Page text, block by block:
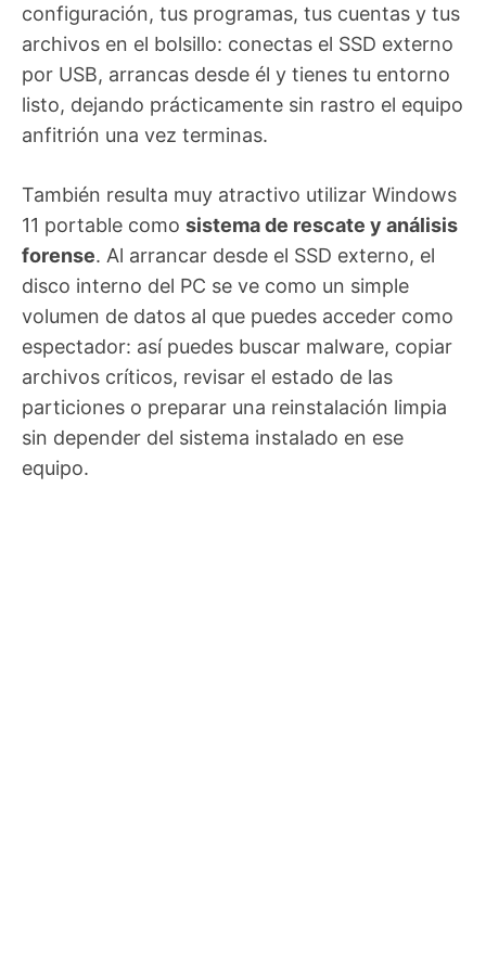
configuración, tus programas, tus cuentas y tus
archivos en el bolsillo: conectas el SSD externo
por USB, arrancas desde él y tienes tu entorno
listo, dejando prácticamente sin rastro el equipo
anfitrión una vez terminas.
También resulta muy atractivo utilizar Windows
11 portable como sistema de rescate y análisis
forense. Al arrancar desde el SSD externo, el
disco interno del PC se ve como un simple
volumen de datos al que puedes acceder como
espectador: así puedes buscar malware, copiar
archivos críticos, revisar el estado de las
particiones o preparar una reinstalación limpia
sin depender del sistema instalado en ese
equipo.